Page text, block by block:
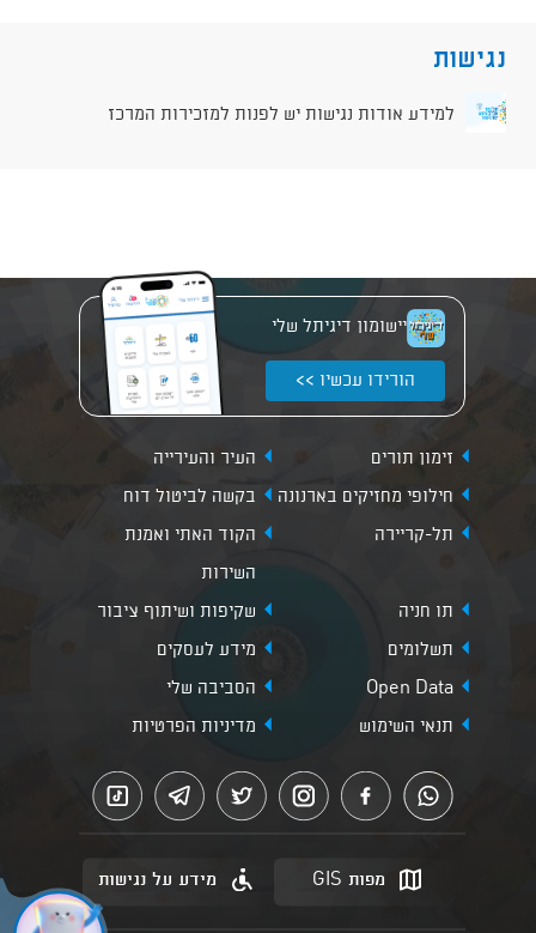
נגישות
למידע אודות נגישות יש לפנות למזכירות המרכז
יישומון דיגיתל שלי
הורידו עכשיו >>
זימון תורים
העיר והעירייה
חילופי מחזיקים בארנונה
בקשה לביטול דוח
תל-קריירה
הקוד האתי ואמנת
השירות
תו חניה
שקיפות ושיתוף ציבור
תשלומים
מידע לעסקים
Open Data
הסביבה שלי
תנאי השימוש
מדיניות הפרטיות
מפות GIS מידע על נגישות